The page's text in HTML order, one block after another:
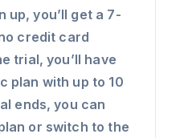
up, you’ll get a 7-
credit card
trial, you’ll have
plan with up to 10
ends, you can
or switch to the